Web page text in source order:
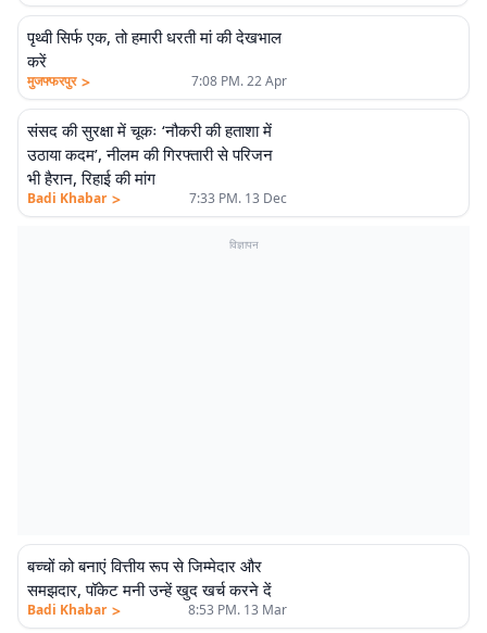
पृथ्वी सिर्फ एक, तो हमारी धरती मां की देखभाल
करें
मुजफ्फरपुर > 7:08 PM. 22 Apr
संसद की सुरक्षा में चूकः ‘नौकरी की हताशा में
उठाया कदम’, नीलम की गिरफ्तारी से परिजन
भी हैरान, रिहाई की मांग
Badi Khabar > 7:33 PM. 13 Dec
विज्ञापन
बच्चों को बनाएं वित्तीय रूप से जिम्मेदार और
समझदार, पॉकेट मनी उन्हें खुद खर्च करने दें
Badi Khabar > 8:53 PM. 13 Mar